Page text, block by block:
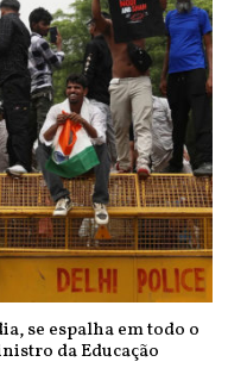
se espalha em todo o
da Educação